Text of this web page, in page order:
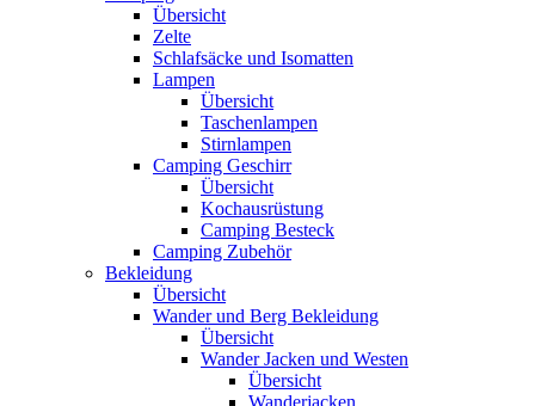
Übersicht
Zelte
Schlafsäcke und Isomatten
Lampen
Übersicht
Taschenlampen
Stirnlampen
Camping Geschirr
Übersicht
Kochausrüstung
Camping Besteck
Camping Zubehör
Bekleidung
Übersicht
Wander und Berg Bekleidung
Übersicht
Wander Jacken und Westen
Übersicht
Wanderjacken